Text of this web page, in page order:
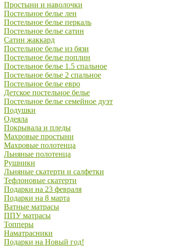
Простыни и наволочки
Постельное белье лен
Постельное белье перкаль
Постельное белье сатин
Сатин жаккард
Постельное белье из бязи
Постельное белье поплин
Постельное белье 1.5 спальное
Постельное белье 2 спальное
Постельное белье евро
Детское постельное белье
Постельное белье семейное дуэт
Подушки
Одеяла
Покрывала и пледы
Махровые простыни
Махровые полотенца
Льняные полотенца
Рушники
Льняные скатерти и салфетки
Тефлоновые скатерти
Подарки на 23 февраля
Подарки на 8 марта
Ватные матрасы
ППУ матрасы
Топперы
Наматрасники
Подарки на Новый год!